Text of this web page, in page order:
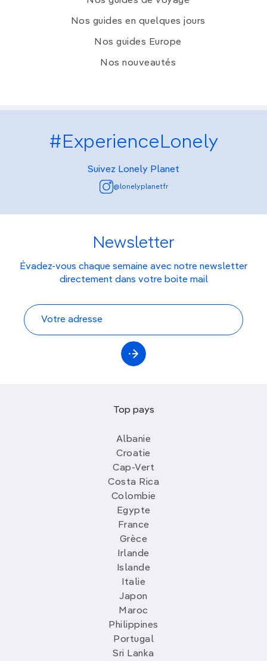
Nos guides en quelques jours
Nos guides Europe
Nos nouveautés
#ExperienceLonely
Suivez Lonely Planet
@lonelyplanetfr
Newsletter
Évadez-vous chaque semaine avec notre newsletter
directement dans votre boite mail
Top pays
Albanie
Croatie
Cap-Vert
Costa Rica
Colombie
Egypte
France
Grèce
Irlande
Islande
Italie
Japon
Maroc
Philippines
Portugal
Sri Lanka